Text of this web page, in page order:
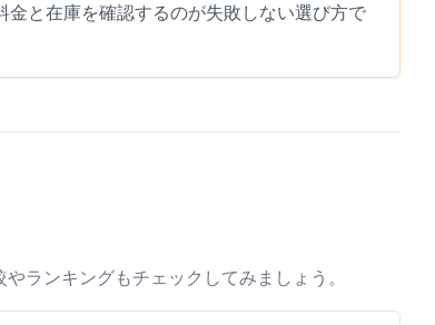
と在庫を確認するのが失敗しない選び方で
ランキングもチェックしてみましょう。